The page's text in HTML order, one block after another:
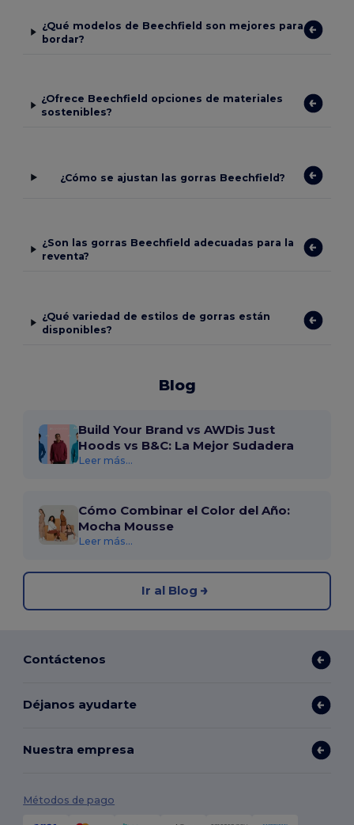
¿Qué modelos de Beechfield son mejores para
bordar?
¿Ofrece Beechfield opciones de materiales
sostenibles?
¿Cómo se ajustan las gorras Beechfield?
¿Son las gorras Beechfield adecuadas para la
reventa?
¿Qué variedad de estilos de gorras están
disponibles?
Blog
Build Your Brand vs AWDis Just
Hoods vs B&C: La Mejor Sudadera
Leer más...
Cómo Combinar el Color del Año:
Mocha Mousse
Leer más...
Ir al Blog
Contáctenos
Déjanos ayudarte
Nuestra empresa
Métodos de pago